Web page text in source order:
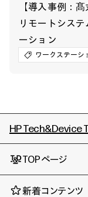
【導入事例：
リモートシス
ーション
ワークステーシ
HP Tech&Device
TOPページ
新着コンテンツ